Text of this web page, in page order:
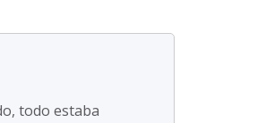
todo estaba